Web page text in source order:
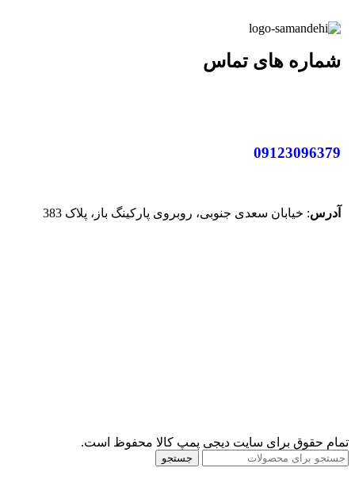
شماره های تماس
09123096379
آدرس: خیابان سعدی جنوبی، روبروی پارکینگ باز، پلاک 383
تمام حقوق برای سایت دیجی پمپ کالا محفوظ است.
جستجو